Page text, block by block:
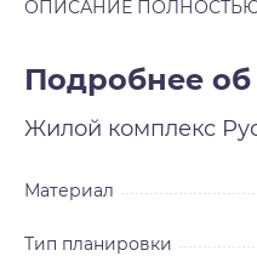
современная
русских
времени.
архитекторов
искусстве,
революцией на пике
Подробнее об
Жилой комплекс
Материал
Тип планировки